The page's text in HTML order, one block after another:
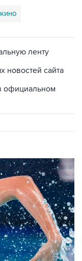
ленту
новостей сайта
официальном